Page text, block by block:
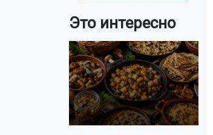
Это интересно